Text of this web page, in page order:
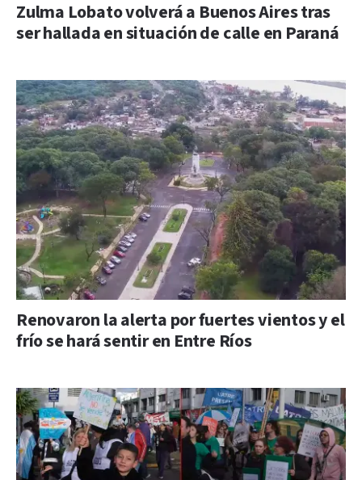
Zulma Lobato volverá a Buenos Aires tras
ser hallada en situación de calle en Paraná
Renovaron la alerta por fuertes vientos y el
frío se hará sentir en Entre Ríos